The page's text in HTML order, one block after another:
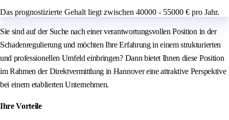
Das prognostizierte Gehalt liegt zwischen 40000 - 55000 € pro Jahr.
Sie sind auf der Suche nach einer verantwortungsvollen Position in der
Schadenregulierung und möchten Ihre Erfahrung in einem strukturierten
und professionellen Umfeld einbringen? Dann bietet Ihnen diese Position
im Rahmen der Direktvermittlung in Hannover eine attraktive Perspektive
bei einem etablierten Unternehmen.
Ihre Vorteile